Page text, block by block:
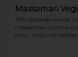
Tofu salteado al wok
massaman con leve
coco,  maní, con papas